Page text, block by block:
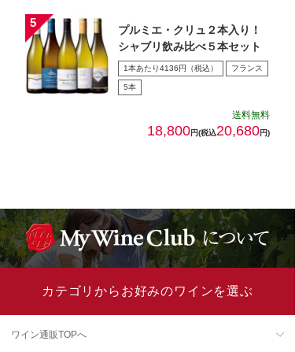
プルミエ・クリュ２本入り！
シャブリ飲み比べ５本セット
1本あたり4136円（税込） フランス
5本
送料無料
18,800円(税込20,680円)
カテゴリからお好みのワインを選ぶ
ワイン通販TOPへ